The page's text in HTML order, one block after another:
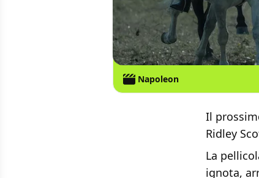
Napoleon
Il
Ridley
La
ignota,